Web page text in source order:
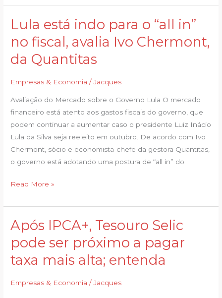
Lula está indo para o “all in”
no fiscal, avalia Ivo Chermont,
da Quantitas
Empresas & Economia /Jacques
Avaliação do Mercado sobre o Governo Lula O mercado
financeiro está atento aos gastos fiscais do governo, que
podem continuar a aumentar caso o presidente Luiz Inácio
Lula da Silva seja reeleito em outubro. De acordo com Ivo
Chermont, sócio e economista-chefe da gestora Quantitas,
o governo está adotando uma postura de “all in” do
Lula
indo
para
“all
no
fiscal,
avalia
Ivo
Quantitas
Read More »
Após IPCA+, Tesouro Selic
pode ser próximo a pagar
taxa mais alta; entenda
Empresas & Economia /Jacques
Após
IPCA+,
Tesouro
Selic
ser